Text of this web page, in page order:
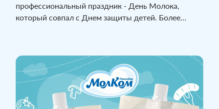
профессиональный праздник - День Молока,
который совпал с Днем защиты детей. Более